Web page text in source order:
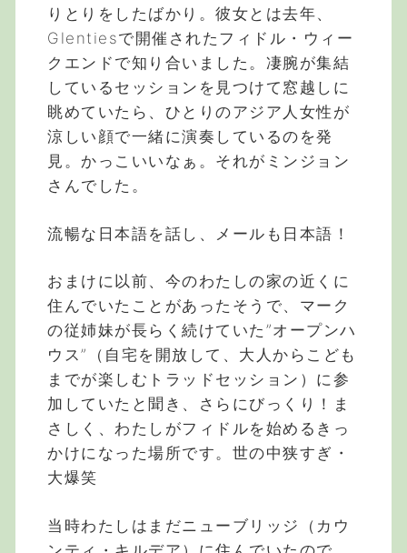
りとりをしたばかり。彼女とは去年、
Glentiesで開催されたフィドル・ウィー
クエンドで知り合いました。凄腕が集結
しているセッションを見つけて窓越しに
眺めていたら、ひとりのアジア人女性が
涼しい顔で一緒に演奏しているのを発
見。かっこいいなぁ。それがミンジョン
さんでした。
流暢な日本語を話し、メールも日本語！
おまけに以前、今のわたしの家の近くに
住んでいたことがあったそうで、マーク
の従姉妹が長らく続けていた”オープンハ
ウス”（自宅を開放して、大人からこども
までが楽しむトラッドセッション）に参
加していたと聞き、さらにびっくり！ま
さしく、わたしがフィドルを始めるきっ
かけになった場所です。世の中狭すぎ・
大爆笑
当時わたしはまだニューブリッジ（カウ